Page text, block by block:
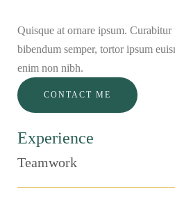
Quisque at ornare ipsum.
bibendum semper, tortor ipsum
enim non nibh.
CONTACT ME
Experience
Teamwork